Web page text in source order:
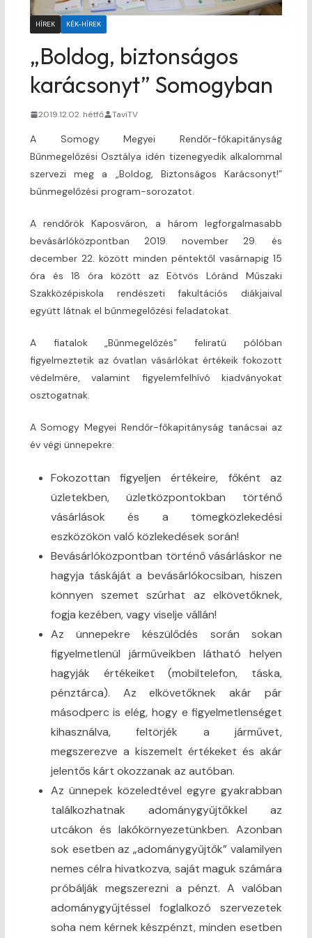
HÍREK KÉK-HÍREK
„Boldog, biztonságos
karácsonyt” Somogyban
2019.12.02. hétfő TaviTV
A Somogy Megyei Rendőr-főkapitányság
Bűnmegelőzési Osztálya idén tizenegyedik alkalommal
szervezi meg a „Boldog, Biztonságos Karácsonyt!”
bűnmegelőzési program-sorozatot.
A rendőrök Kaposváron, a három legforgalmasabb
bevásárlóközpontban 2019. november 29. és
december 22. között minden péntektől vasárnapig 15
óra és 18 óra között az Eötvös Lóránd Műszaki
Szakközépiskola rendészeti fakultációs diákjaival
együtt látnak el bűnmegelőzési feladatokat.
A fiatalok „Bűnmegelőzés” feliratú pólóban
figyelmeztetik az óvatlan vásárlókat értékeik fokozott
védelmére, valamint figyelemfelhívó kiadványokat
osztogatnak.
A Somogy Megyei Rendőr-főkapitányság tanácsai az
év végi ünnepekre:
Fokozottan figyeljen értékeire, főként az
üzletekben, üzletközpontokban történő
vásárlások és a tömegközlekedési
eszközökön való közlekedések során!
Bevásárlóközpontban történő vásárláskor ne
hagyja táskáját a bevásárlókocsiban, hiszen
könnyen szemet szúrhat az elkövetőknek,
fogja kezében, vagy viselje vállán!
Az ünnepekre készülődés során sokan
figyelmetlenül járműveikben látható helyen
hagyják értékeiket (mobiltelefon, táska,
pénztárca). Az elkövetőknek akár pár
másodperc is elég, hogy e figyelmetlenséget
kihasználva, feltörjék a járművet,
megszerezve a kiszemelt értékeket és akár
jelentős kárt okozzanak az autóban.
Az ünnepek közeledtével egyre gyakrabban
találkozhatnak adománygyűjtőkkel az
utcákon és lakókörnyezetünkben. Azonban
sok esetben az „adománygyűjtők” valamilyen
nemes célra hivatkozva, saját maguk számára
próbálják megszerezni a pénzt. A valóban
adománygyűjtéssel foglalkozó szervezetek
soha nem kérnek készpénzt, minden esetben